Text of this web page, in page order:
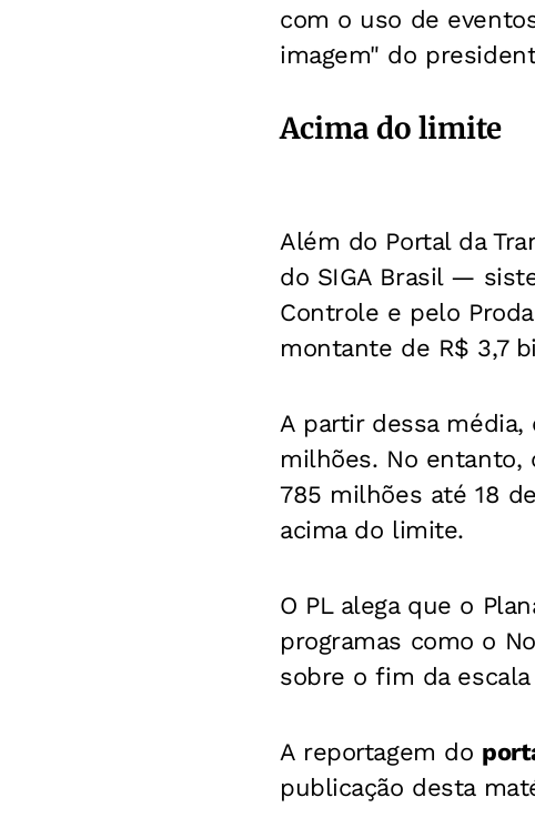
com o uso de
imagem" do
Acima do limite
Além do Portal da
do SIGA Brasil —
Controle e pelo
montante de R$ 3,7
A partir dessa média,
milhões. No entanto,
785 milhões até 18
acima do limite.
O PL alega que o
programas como o
sobre o fim da
A reportagem do
publicação desta